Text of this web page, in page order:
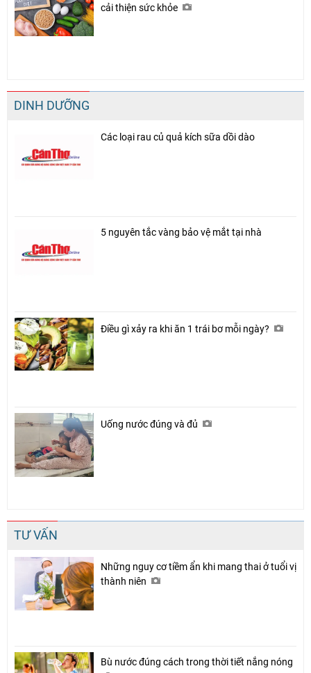
cải thiện sức khỏe
DINH DƯỠNG
Các loại rau củ quả kích sữa dồi dào
5 nguyên tắc vàng bảo vệ mắt tại nhà
Điều gì xảy ra khi ăn 1 trái bơ mỗi ngày?
Uống nước đúng và đủ
TƯ VẤN
Những nguy cơ tiềm ẩn khi mang thai ở tuổi vị
thành niên
Bù nước đúng cách trong thời tiết nắng nóng